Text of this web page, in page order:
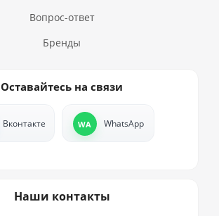
Вопрос-ответ
Бренды
Оставайтесь на связи
Вконтакте WhatsApp
Наши контакты